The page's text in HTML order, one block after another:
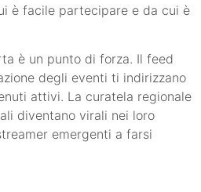
è facile partecipare e da cui è
è un punto di forza. Il feed
degli eventi ti indirizzano
attivi. La curatela regionale
diventano virali nei loro
emergenti a farsi